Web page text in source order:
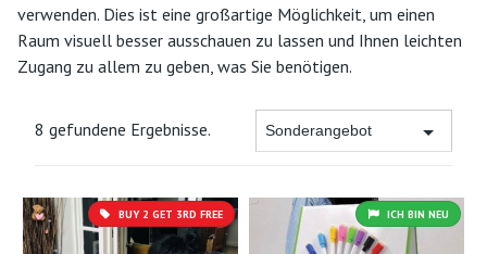
verwenden. Dies ist eine großartige Möglichkeit, um einen
Raum visuell besser ausschauen zu lassen und Ihnen leichten
Zugang zu allem zu geben, was Sie benötigen.
8 gefundene Ergebnisse.
BUY 2 GET 3RD FREE ICH BIN NEU